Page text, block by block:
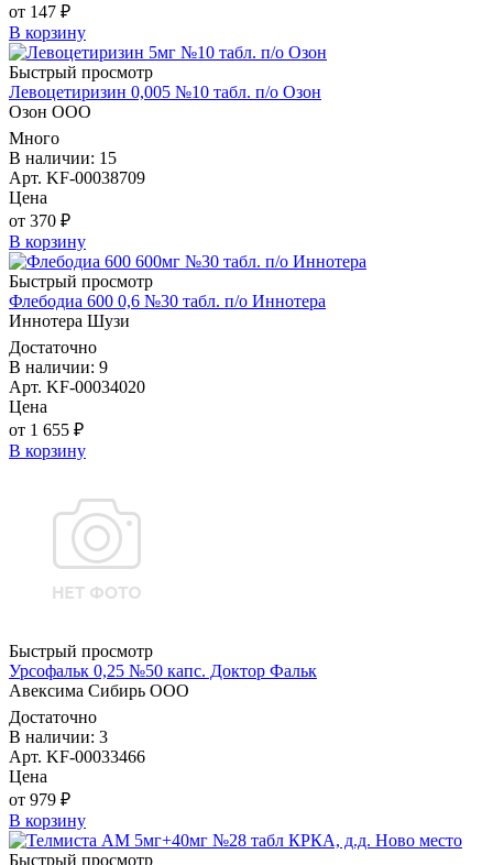
от 147 ₽
В корзину
Быстрый просмотр
Левоцетиризин 0,005 №10 табл. п/о Озон
Озон ООО
Много
В наличии: 15
Арт. KF-00038709
Цена
от 370 ₽
В корзину
Быстрый просмотр
Флебодиа 600 0,6 №30 табл. п/о Иннотера
Иннотера Шузи
Достаточно
В наличии: 9
Арт. KF-00034020
Цена
от 1 655 ₽
В корзину
Быстрый просмотр
Урсофальк 0,25 №50 капс. Доктор Фальк
Авексима Сибирь ООО
Достаточно
В наличии: 3
Арт. KF-00033466
Цена
от 979 ₽
В корзину
Быстрый просмотр